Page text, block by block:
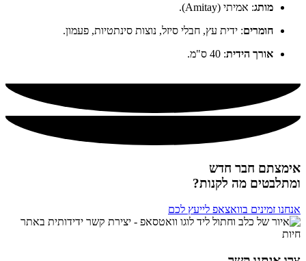
מותג: אמיתי (Amitay).
חומרים: ידית עץ, חבלי סיזל, נוצות סינתטיות, פעמון.
אורך הידית: 40 ס"מ.
אימצתם חבר חדש
ומתלבטים מה לקנות?
אנחנו זמינים בוואצאפ לייעץ לכם